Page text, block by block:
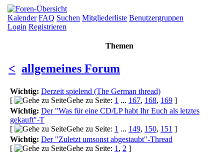
Kalender FAQ Suchen Mitgliederliste Benutzergruppen
Login Registrieren
Themen
< allgemeines Forum
Wichtig: Derzeit spielend (The German thread)
[
Gehe zu Seite: 1 ... 167, 168, 169 ]
Wichtig: Der "Was für eine CD/LP habt Ihr Euch als letztes
gekauft"-T
[
Gehe zu Seite: 1 ... 149, 150, 151 ]
Wichtig: Der "Zuletzt umsonst abgestaubt"-Thread
[
Gehe zu Seite: 1 , 2 ]